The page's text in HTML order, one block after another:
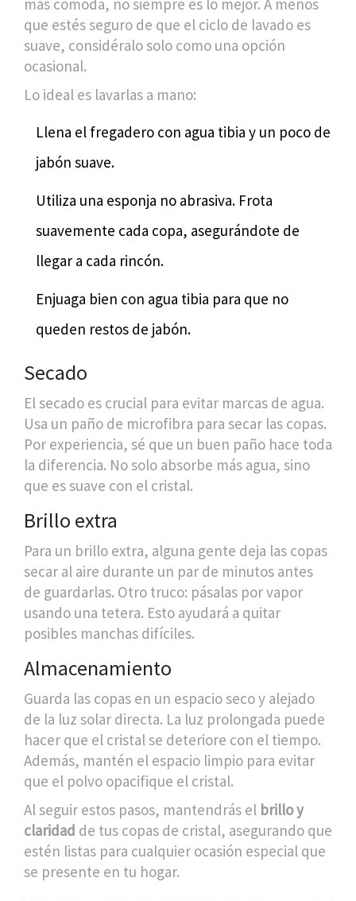
que estés seguro de que el ciclo de lavado es
suave, considéralo solo como una opción
ocasional.
Lo ideal es lavarlas a mano:
Llena el fregadero con agua tibia y un poco de
jabón suave.
Utiliza una esponja no abrasiva. Frota
suavemente cada copa, asegurándote de
llegar a cada rincón.
Enjuaga bien con agua tibia para que no
queden restos de jabón.
Secado
El secado es crucial para evitar marcas de agua.
Usa un paño de microfibra para secar las copas.
Por experiencia, sé que un buen paño hace toda
la diferencia. No solo absorbe más agua, sino
que es suave con el cristal.
Brillo extra
Para un brillo extra, alguna gente deja las copas
secar al aire durante un par de minutos antes
de guardarlas. Otro truco: pásalas por vapor
usando una tetera. Esto ayudará a quitar
posibles manchas difíciles.
Almacenamiento
Guarda las copas en un espacio seco y alejado
de la luz solar directa. La luz prolongada puede
hacer que el cristal se deteriore con el tiempo.
Además, mantén el espacio limpio para evitar
que el polvo opacifique el cristal.
Al seguir estos pasos, mantendrás el brillo y
claridad de tus copas de cristal, asegurando que
estén listas para cualquier ocasión especial que
se presente en tu hogar.